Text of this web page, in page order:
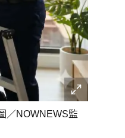
／NOWNEWS監